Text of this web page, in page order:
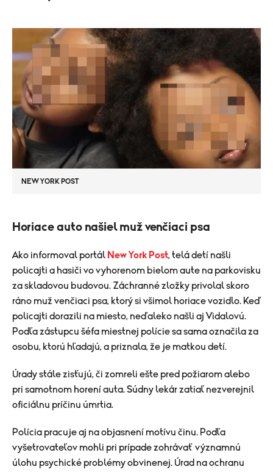
NEW YORK POST
Horiace auto našiel muž venčiaci psa
Ako informoval portál New York Post, telá detí našli
policajti a hasiči vo vyhorenom bielom aute na parkovisku
za skladovou budovou. Záchranné zložky privolal skoro
ráno muž venčiaci psa, ktorý si všimol horiace vozidlo. Keď
policajti dorazili na miesto, neďaleko našli aj Vidalovú.
Podľa zástupcu šéfa miestnej polície sa sama označila za
osobu, ktorú hľadajú, a priznala, že je matkou detí.
Úrady stále zisťujú, či zomreli ešte pred požiarom alebo
pri samotnom horení auta. Súdny lekár zatiaľ nezverejnil
oficiálnu príčinu úmrtia.
Polícia pracuje aj na objasnení motívu činu. Podľa
vyšetrovateľov mohli pri prípade zohrávať významnú
úlohu psychické problémy obvinenej. Úrad na ochranu